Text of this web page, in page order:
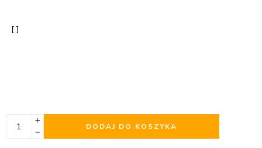
DODAJ DO KOSZYKA